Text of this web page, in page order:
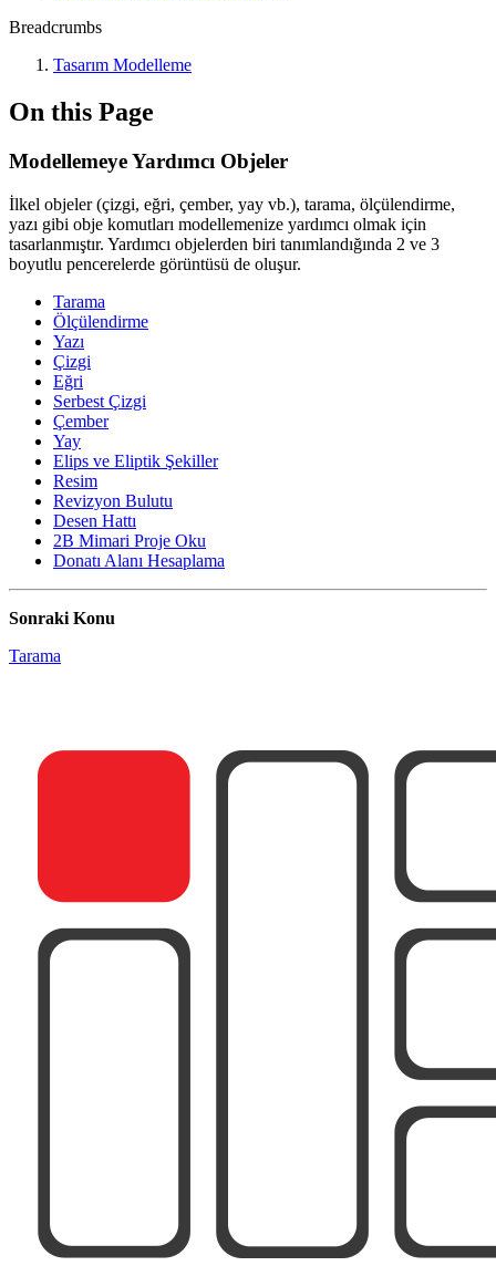
Breadcrumbs
Tasarım Modelleme
On this Page
Modellemeye Yardımcı Objeler
İlkel objeler (çizgi, eğri, çember, yay vb.), tarama, ölçülendirme,
yazı gibi obje komutları modellemenize yardımcı olmak için
tasarlanmıştır. Yardımcı objelerden biri tanımlandığında 2 ve 3
boyutlu pencerelerde görüntüsü de oluşur.
Tarama
Ölçülendirme
Yazı
Çizgi
Eğri
Serbest Çizgi
Çember
Yay
Elips ve Eliptik Şekiller
Resim
Revizyon Bulutu
Desen Hattı
2B Mimari Proje Oku
Donatı Alanı Hesaplama
Sonraki Konu
Tarama